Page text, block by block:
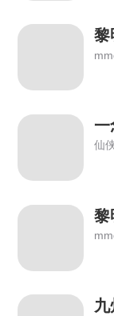
黎
一
仙
黎